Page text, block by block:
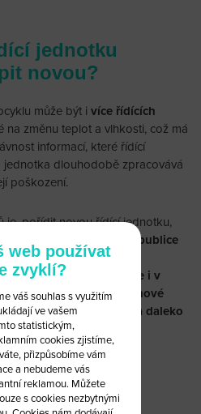
jednotku
novou?
může být ivíce řídících
na změnu teplot a vlhkosti, což má
informací, které řídící
dlouhodobě zpracovává
poškození.
je, pořídit novou řídící jednotku,
nákladem.
V České republice
autoservisů, kde vám
Jedno takové místo je i v
zbytečně peníze za nové
řídící jednotku opravit za daleko
jednotek
web používat
zvyklí?
váš souhlas s využitím
ve vašem
statistickým,
cookies zjistíme,
přizpůsobíme vám
a nebudeme vás
reklamou. Můžete
s cookies nezbytnými